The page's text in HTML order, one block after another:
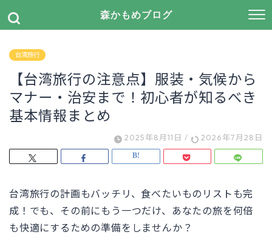
森かもめブログ
台湾旅行
【台湾旅行の注意点】服装・気候から
マナー・治安まで！初心者が知るべき
基本情報まとめ
2025年8月11日 / 2026年7月28日
台湾旅行の計画もバッチリ、食べたいものリストも完
成！でも、その前にもう一つだけ、あなたの旅を何倍
も快適にするための準備をしませんか？